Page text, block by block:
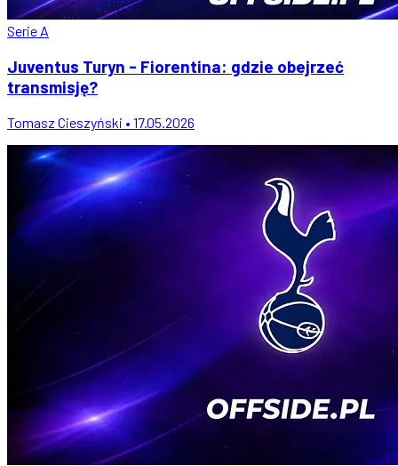
Serie A
Juventus Turyn - Fiorentina: gdzie obejrzeć
transmisję?
Tomasz Cieszyński • 17.05.2026